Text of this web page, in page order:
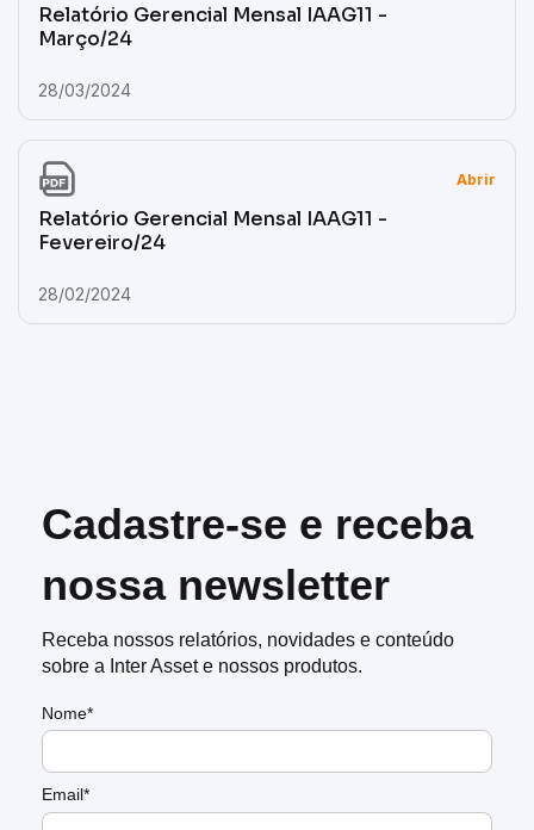
Relatório Gerencial Mensal IAAG11 -
Março/24
28/03/2024
Abrir
Relatório Gerencial Mensal IAAG11 -
Fevereiro/24
28/02/2024
Cadastre-se e receba
nossa newsletter
Receba nossos relatórios, novidades e conteúdo
sobre a Inter Asset e nossos produtos.
Nome*
Email*